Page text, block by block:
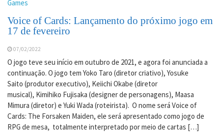
Games
Voice of Cards: Lançamento do próximo jogo em
17 de fevereiro
07/02/2022
O jogo teve seu início em outubro de 2021, e agora foi anunciada a
continuação. O jogo tem Yoko Taro (diretor criativo), Yosuke
Saito (produtor executivo), Keiichi Okabe (diretor
musical), Kimihiko Fujisaka (designer de personagens), Maasa
Mimura (diretor) e Yuki Wada (roteirista). O nome será Voice of
Cards: The Forsaken Maiden, ele será apresentado como jogo de
RPG de mesa, totalmente interpretado por meio de cartas […]